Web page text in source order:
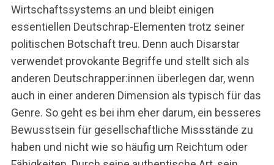
Wirtschaftssystems an und bleibt einigen
essentiellen Deutschrap-Elementen trotz seiner
politischen Botschaft treu. Denn auch Disarstar
verwendet provokante Begriffe und stellt sich als
anderen Deutschrapper:innen überlegen dar, wenn
auch in einer anderen Dimension als typisch für das
Genre. So geht es bei ihm eher darum, ein besseres
Bewusstsein für gesellschaftliche Missstände zu
haben und nicht wie so häufig um Reichtum oder